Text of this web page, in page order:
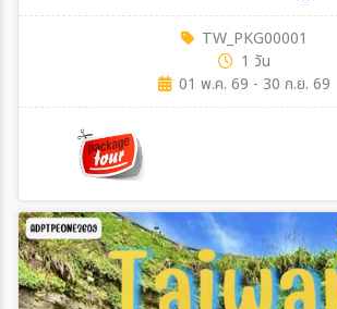
TW_PKG00001
1 วัน
01 พ.ค. 69 - 30 ก.ย. 69